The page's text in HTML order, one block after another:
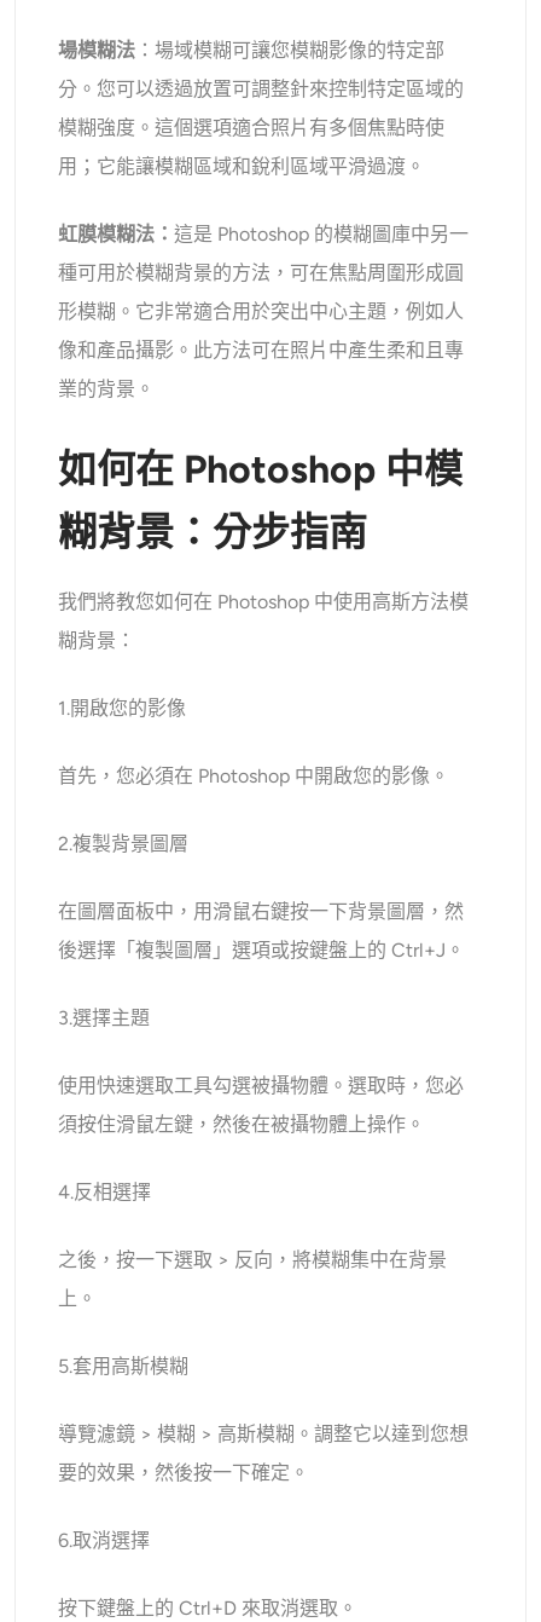
場模糊法 ：場域模糊可讓您模糊影像的特定部
分。您可以透過放置可調整針來控制特定區域的
模糊強度。這個選項適合照片有多個焦點時使
用；它能讓模糊區域和銳利區域平滑過渡。
虹膜模糊法：這是 Photoshop 的模糊圖庫中另一
種可用於模糊背景的方法，可在焦點周圍形成圓
形模糊。它非常適合用於突出中心主題，例如人
像和產品攝影。此方法可在照片中產生柔和且專
業的背景。
如何在 Photoshop 中模
糊背景：分步指南
我們將教您如何在 Photoshop 中使用高斯方法模
糊背景：
1.開啟您的影像
首先，您必須在 Photoshop 中開啟您的影像。
2.複製背景圖層
在圖層面板中，用滑鼠右鍵按一下背景圖層，然
後選擇「複製圖層」選項或按鍵盤上的 Ctrl+J。
3.選擇主題
使用快速選取工具勾選被攝物體。選取時，您必
須按住滑鼠左鍵，然後在被攝物體上操作。
4.反相選擇
之後，按一下選取 > 反向，將模糊集中在背景
上。
5.套用高斯模糊
導覽濾鏡 > 模糊 > 高斯模糊。調整它以達到您想
要的效果，然後按一下確定。
6.取消選擇
按下鍵盤上的 Ctrl+D 來取消選取。